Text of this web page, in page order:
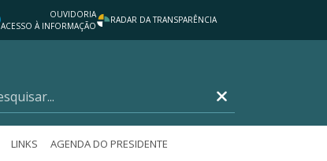
OUVIDORIA
ACESSO À INFORMAÇÃO
RADAR DA TRANSPARÊNCIA
LINKS AGENDA DO PRESIDENTE